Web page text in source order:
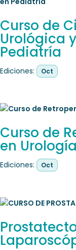
Curso de
Urológica
Pediatría
Ediciones: Oct
Curso de
en Urología
Ediciones: Oct